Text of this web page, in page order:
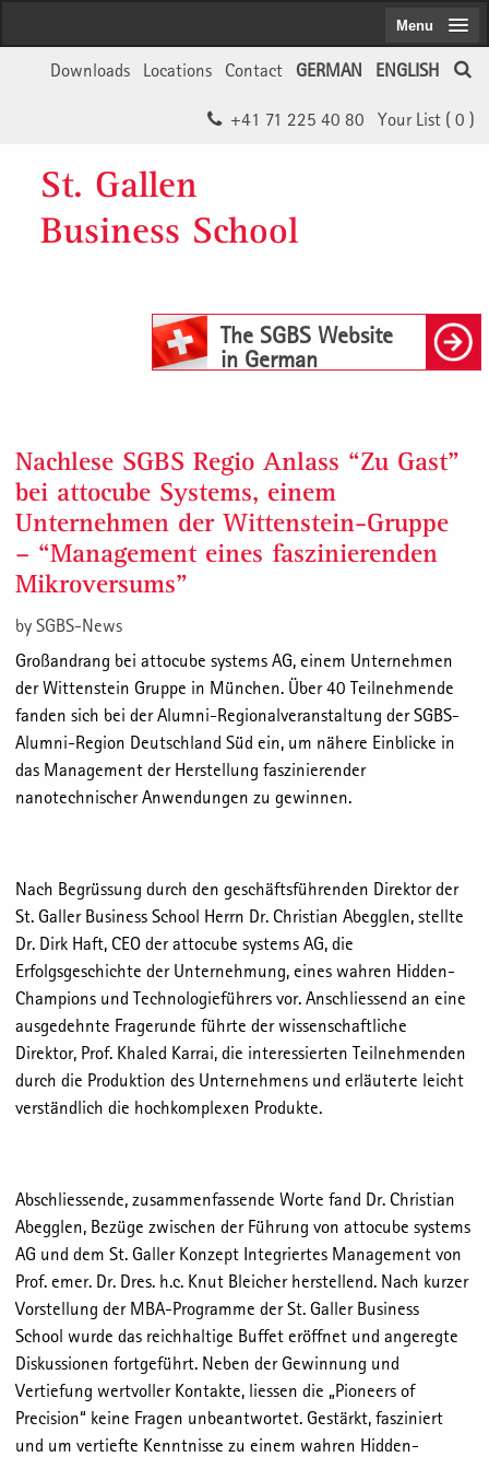
ENGLISH
GERMAN
Contact
Locations
Downloads
Your List ( 0 )
+41 71 225 40 80
St. Gallen
Business School
The SGBS Website
in German
Menu
Nachlese SGBS Regio Anlass “Zu Gast”
bei attocube Systems, einem
Unternehmen der Wittenstein-Gruppe
– “Management eines faszinierenden
Mikroversums”
by SGBS-News
Großandrang bei attocube systems AG, einem Unternehmen
der Wittenstein Gruppe in München. Über 40 Teilnehmende
fanden sich bei der Alumni-Regionalveranstaltung der SGBS-
Alumni-Region Deutschland Süd ein, um nähere Einblicke in
das Management der Herstellung faszinierender
nanotechnischer Anwendungen zu gewinnen.
Nach Begrüssung durch den geschäftsführenden Direktor der
St. Galler Business School Herrn Dr. Christian Abegglen, stellte
Dr. Dirk Haft, CEO der attocube systems AG, die
Erfolgsgeschichte der Unternehmung, eines wahren Hidden-
Champions und Technologieführers vor. Anschliessend an eine
ausgedehnte Fragerunde führte der wissenschaftliche
Direktor, Prof. Khaled Karrai, die interessierten Teilnehmenden
durch die Produktion des Unternehmens und erläuterte leicht
verständlich die hochkomplexen Produkte.
Abschliessende, zusammenfassende Worte fand Dr. Christian
Abegglen, Bezüge zwischen der Führung von attocube systems
AG und dem St. Galler Konzept Integriertes Management von
Prof. emer. Dr. Dres. h.c. Knut Bleicher herstellend. Nach kurzer
Vorstellung der MBA-Programme der St. Galler Business
School wurde das reichhaltige Buffet eröffnet und angeregte
Diskussionen fortgeführt. Neben der Gewinnung und
Vertiefung wertvoller Kontakte, liessen die „Pioneers of
Precision“ keine Fragen unbeantwortet. Gestärkt, fasziniert
und um vertiefte Kenntnisse zu einem wahren Hidden-